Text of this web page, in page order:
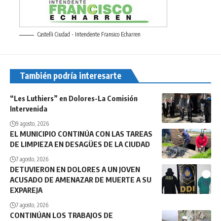
Castelli Ciudad - Intendente Fransico Echarren
También podría interesarte
“Les Luthiers” en Dolores-La Comisión
Intervenida
9 agosto, 2026
EL MUNICIPIO CONTINÚA CON LAS TAREAS
DE LIMPIEZA EN DESAGÜES DE LA CIUDAD
7 agosto, 2026
DETUVIERON EN DOLORES A UN JOVEN
ACUSADO DE AMENAZAR DE MUERTE A SU
EXPAREJA
7 agosto, 2026
CONTINÚAN LOS TRABAJOS DE